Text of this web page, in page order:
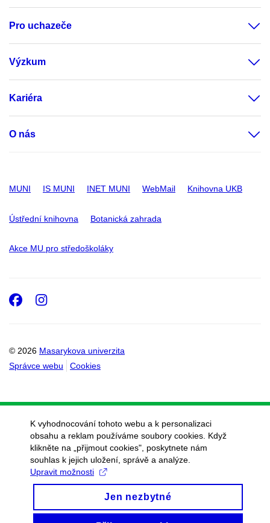
Pro uchazeče
Výzkum
Kariéra
O nás
MUNI IS MUNI INET MUNI WebMail Knihovna UKB
Ústřední knihovna Botanická zahrada
Akce MU pro středoškoláky
© 2026 Masarykova univerzita
Správce webu
Cookies
Facebook
Instagram
K vyhodnocování tohoto webu a k personalizaci
obsahu a reklam používáme soubory cookies. Když
klikněte na „přijmout cookies", poskytnete nám
souhlas k jejich uložení, správě a analýze.
Upravit možnosti
Jen nezbytné